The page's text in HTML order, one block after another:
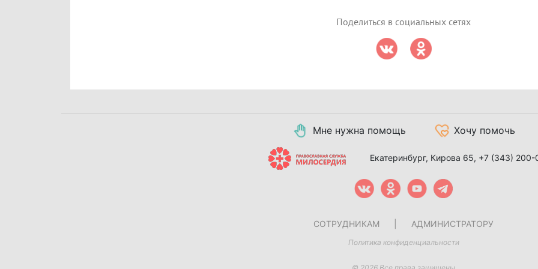
Поделиться в социальных сетях
Мне нужна помощь Хочу помочь
Екатеринбург, Кирова 65, +7 (343) 200-
СОТРУДНИКАМ АДМИНИСТРАТОРУ
Политика конфиденциальности